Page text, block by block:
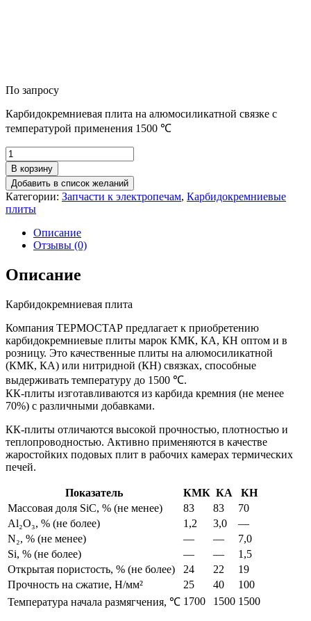
По запросу
Карбидокремниевая плита на алюмосиликатной связке с
температурой применения 1500 ℃
Количество
товара
Карбидокремниевая
плита
400х500х12
В корзину
Добавить в список желаний
Категории: Запчасти к электропечам, Карбидокремниевые
плиты
Описание
Отзывы (0)
Описание
Карбидокремниевая плита
Компания ТЕРМОСТАР предлагает к приобретению
карбидокремниевые плиты марок КМК, КА, КН оптом и в
розницу. Это качественные плиты на алюмосиликатной
(КМК, КА) или нитридной (КН) связках, способные
выдерживать температуру до 1500 ℃.
КК-плиты изготавливаются из карбида кремния (не менее
70%) с различными добавками.
КК-плиты отличаются высокой прочностью, плотностью и
теплопроводностью. Активно применяются в качестве
жаростойких подовых плит в рабочих камерах термических
печей.
Показатель КМК КА
КН
Массовая доля SiC, % (не менее)
83 83
70
Al₂O₃, % (не более)
1,2 3,0
—
N₂, % (не менее)
— —
7,0
Si, % (не более)
— —
1,5
Открытая пористость, % (не более)
24 22
19
Прочность на сжатие, Н/мм²
25 40
100
Температура начала размягчения, ℃ 1700 1500 1500